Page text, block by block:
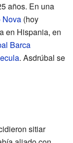
años. En una
Nova (hoy
en Hispania, en
Barca
. Asdrúbal se
sitiar